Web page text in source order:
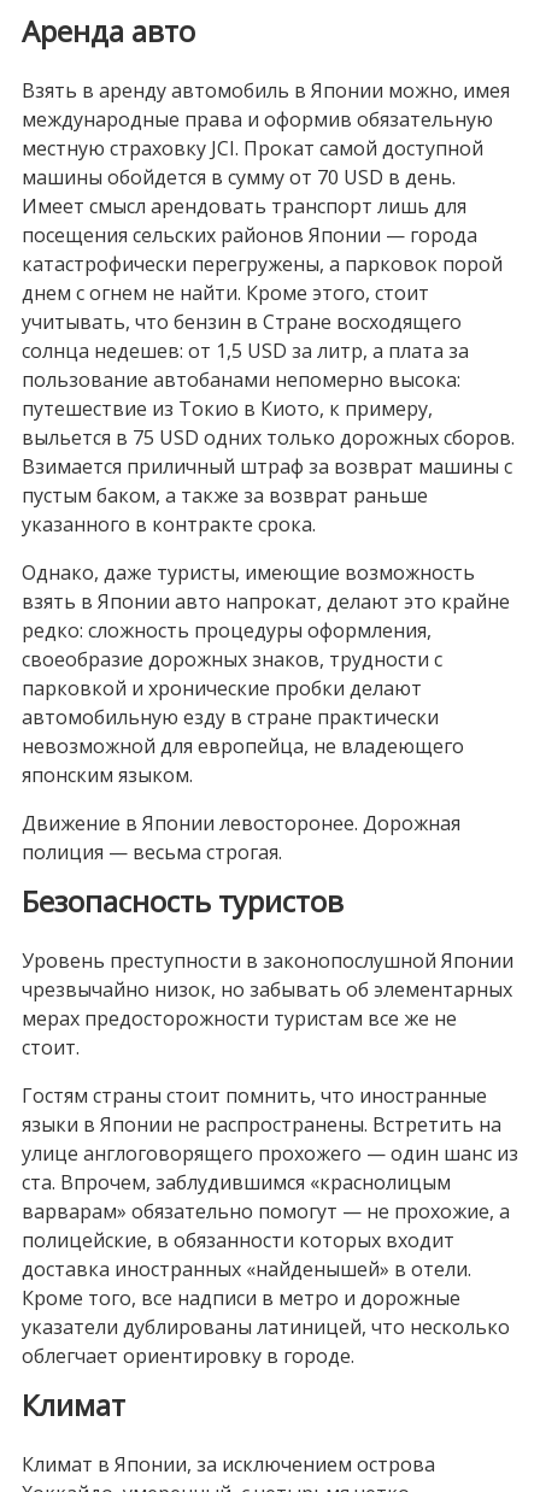
Аренда авто
Взять в аренду автомобиль в Японии можно, имея
международные права и оформив обязательную
местную страховку JCI. Прокат самой доступной
машины обойдется в сумму от 70 USD в день.
Имеет смысл арендовать транспорт лишь для
посещения сельских районов Японии — города
катастрофически перегружены, а парковок порой
днем с огнем не найти. Кроме этого, стоит
учитывать, что бензин в Стране восходящего
солнца недешев: от 1,5 USD за литр, а плата за
пользование автобанами непомерно высока:
путешествие из Токио в Киото, к примеру,
выльется в 75 USD одних только дорожных сборов.
Взимается приличный штраф за возврат машины с
пустым баком, а также за возврат раньше
указанного в контракте срока.
Однако, даже туристы, имеющие возможность
взять в Японии авто напрокат, делают это крайне
редко: сложность процедуры оформления,
своеобразие дорожных знаков, трудности с
парковкой и хронические пробки делают
автомобильную езду в стране практически
невозможной для европейца, не владеющего
японским языком.
Движение в Японии левосторонее. Дорожная
полиция — весьма строгая.
Безопасность туристов
Уровень преступности в законопослушной Японии
чрезвычайно низок, но забывать об элементарных
мерах предосторожности туристам все же не
стоит.
Гостям страны стоит помнить, что иностранные
языки в Японии не распространены. Встретить на
улице англоговорящего прохожего — один шанс из
ста. Впрочем, заблудившимся «краснолицым
варварам» обязательно помогут — не прохожие, а
полицейские, в обязанности которых входит
доставка иностранных «найденышей» в отели.
Кроме того, все надписи в метро и дорожные
указатели дублированы латиницей, что несколько
облегчает ориентировку в городе.
Климат
Климат в Японии, за исключением острова